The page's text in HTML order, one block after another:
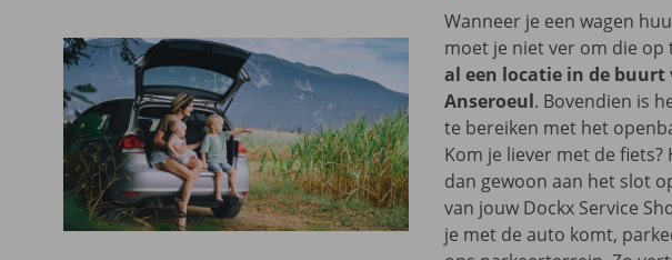
Wanneer je een wagen
moet je niet ver om die op
al een locatie in de buurt
Anseroeul. Bovendien is
te bereiken met het
Kom je liever met de fiets?
dan gewoon aan het slot
van jouw Dockx Service
je met de auto komt,